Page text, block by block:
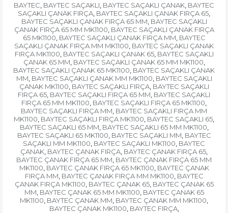
BAYTEC BAYTEC SAÇAKLI BAYTEC SAÇAKLI ÇANAK BAYTEC
SAÇAKLI ÇANAK FIRÇA BAYTEC SAÇAKLI ÇANAK FIRÇA 65
BAYTEC SAÇAKLI ÇANAK FIRÇA 65 MM BAYTEC SAÇAKLI
ÇANAK FIRÇA 65 MM MK1100 BAYTEC SAÇAKLI ÇANAK FIRÇA
65 MK1100 BAYTEC SAÇAKLI ÇANAK FIRÇA MM BAYTEC
SAÇAKLI ÇANAK FIRÇA MM MK1100 BAYTEC SAÇAKLI ÇANAK
FIRÇA MK1100 BAYTEC SAÇAKLI ÇANAK 65, BAYTEC SAÇAKLI
ÇANAK 65 MM BAYTEC SAÇAKLI ÇANAK 65 MM MK1100
BAYTEC SAÇAKLI ÇANAK 65 MK1100 BAYTEC SAÇAKLI ÇANAK
MM BAYTEC SAÇAKLI ÇANAK MM MK1100 BAYTEC SAÇAKLI
ÇANAK MK1100 BAYTEC SAÇAKLI FIRÇA, BAYTEC SAÇAKLI
FIRÇA 65 BAYTEC SAÇAKLI FIRÇA 65 MM BAYTEC SAÇAKLI
FIRÇA 65 MM MK1100 BAYTEC SAÇAKLI FIRÇA 65 MK1100
BAYTEC SAÇAKLI FIRÇA MM BAYTEC SAÇAKLI FIRÇA MM
MK1100 BAYTEC SAÇAKLI FIRÇA MK1100 BAYTEC SAÇAKLI 65
BAYTEC SAÇAKLI 65 MM BAYTEC SAÇAKLI 65 MM MK1100
BAYTEC SAÇAKLI 65 MK1100 BAYTEC SAÇAKLI MM BAYTEC
SAÇAKLI MM MK1100 BAYTEC SAÇAKLI MK1100 BAYTEC
ÇANAK BAYTEC ÇANAK FIRÇA BAYTEC ÇANAK FIRÇA 65
BAYTEC ÇANAK FIRÇA 65 MM BAYTEC ÇANAK FIRÇA 65 MM
MK1100 BAYTEC ÇANAK FIRÇA 65 MK1100 BAYTEC ÇANAK
FIRÇA MM BAYTEC ÇANAK FIRÇA MM MK1100 BAYTEC
ÇANAK FIRÇA MK1100 BAYTEC ÇANAK 65, BAYTEC ÇANAK 65
MM BAYTEC ÇANAK 65 MM MK1100 BAYTEC ÇANAK 65
MK1100 BAYTEC ÇANAK MM BAYTEC ÇANAK MM MK1100
BAYTEC ÇANAK MK1100 BAYTEC FIRÇA,